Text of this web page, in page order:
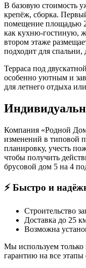
В базовую стоимость
крепёж, сборка.
помещение площадью
как кухню-гостиную,
втором этаже
подходит для спальни,
Терраса под
особенно уютным и
для летнего отдыха
Компания «Родной
изменений в типовой
планировку, учесть
чтобы получить
брусовой дом 5 на 4
⚡ Быстро и
Строительство
Доставка до 25
Возможна
Мы используем только
гарантию на все этапы